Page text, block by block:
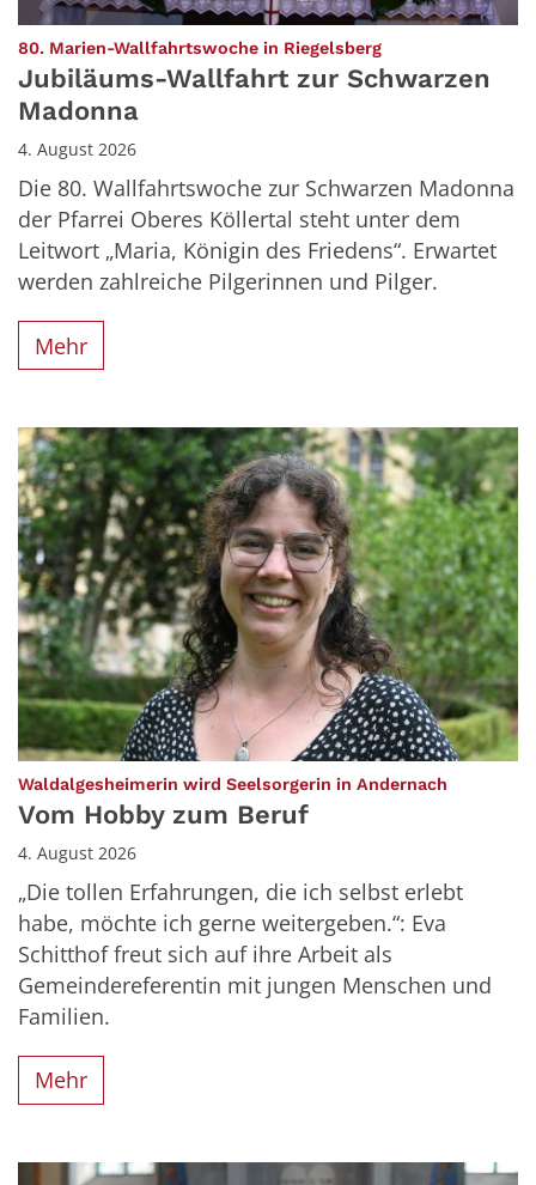
80. Marien-Wallfahrtswoche in Riegelsberg:
Jubiläums-Wallfahrt zur Schwarzen
Madonna
4. August 2026
Die 80. Wallfahrtswoche zur Schwarzen Madonna
der Pfarrei Oberes Köllertal steht unter dem
Leitwort „Maria, Königin des Friedens“. Erwartet
werden zahlreiche Pilgerinnen und Pilger.
Mehr
Waldalgesheimerin wird Seelsorgerin in Andernach
Vom Hobby zum Beruf
4. August 2026
„Die tollen Erfahrungen, die ich selbst erlebt
habe, möchte ich gerne weitergeben.“: Eva
Schitthof freut sich auf ihre Arbeit als
Gemeindereferentin mit jungen Menschen und
Familien.
Mehr